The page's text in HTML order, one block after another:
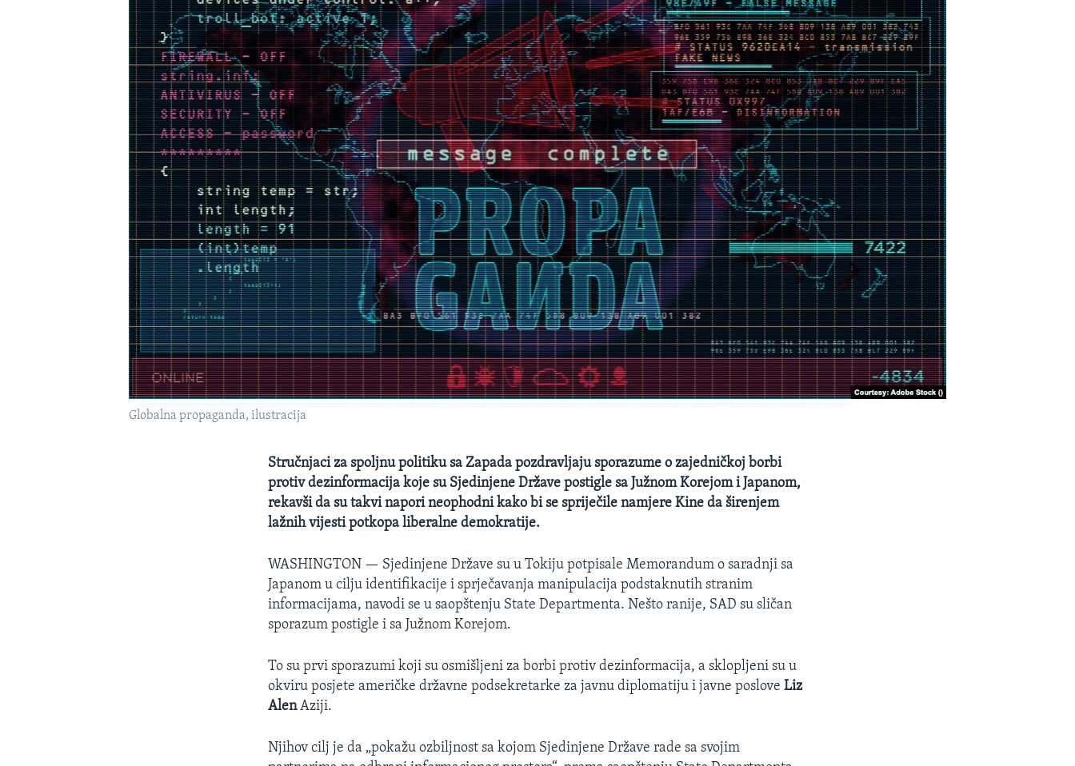
Globalna propaganda, ilustracija
Stručnjaci za spoljnu politiku sa Zapada pozdravljaju sporazume o zajedničkoj borbi
protiv dezinformacija koje su Sjedinjene Države postigle sa Južnom Korejom i Japanom,
rekavši da su takvi napori neophodni kako bi se spriječile namjere Kine da širenjem
lažnih vijesti potkopa liberalne demokratije.
WASHINGTON — Sjedinjene Države su u Tokiju potpisale Memorandum o saradnji sa
Japanom u cilju identifikacije i sprječavanja manipulacija podstaknutih stranim
informacijama, navodi se u saopštenju State Departmenta. Nešto ranije, SAD su sličan
sporazum postigle i sa Južnom Korejom.
To su prvi sporazumi koji su osmišljeni za borbi protiv dezinformacija, a sklopljeni su u
okviru posjete američke državne podsekretarke za javnu diplomatiju i javne poslove Liz
AlenAziji.
Njihov cilj je da „pokažu ozbiljnost sa kojom Sjedinjene Države rade sa svojim